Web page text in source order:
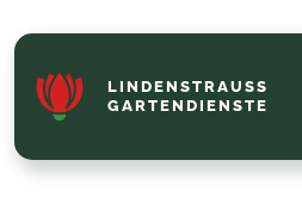
LINDENSTRAUSS G
ARTENDIENSTE